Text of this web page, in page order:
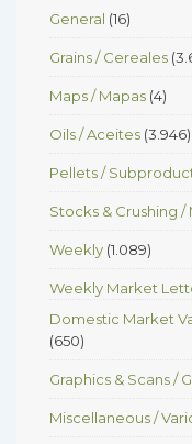
General (16)
Grains / Cereales
Maps / Mapas (4)
Oils / Aceites (3.946)
Pellets /
Stocks & Crushing
Weekly (1.089)
Weekly Market
Domestic Market
(650)
Graphics & Scans /
Miscellaneous /